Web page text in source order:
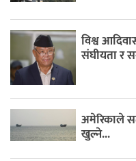
विश्व
संघीयता र
अमेरिकाले
खुल्ने...